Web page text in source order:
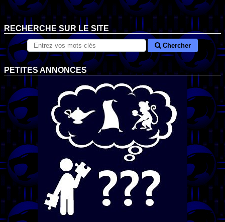
RECHERCHE SUR LE SITE
Chercher
PETITES ANNONCES